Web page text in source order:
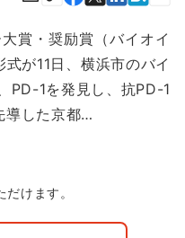
賞・奨励賞（バイオイ
が11日、横浜市のバイ
PD-1を発見し、抗PD-1
導した京都…
けます。